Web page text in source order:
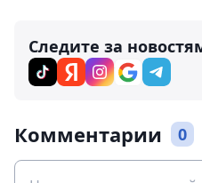
Следите за
Комментарии 0